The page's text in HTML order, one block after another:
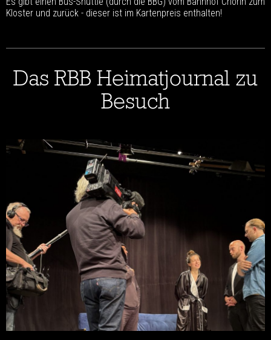
Kloster und zurück - dieser ist im Kartenpreis enthalten!
Das RBB Heimatjournal zu
Besuch